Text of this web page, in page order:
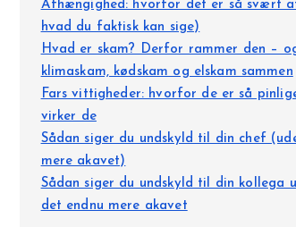
Afhængighed: hvorfor det er så svært
hvad du faktisk kan sige)
Hvad er skam? Derfor rammer den –
klimaskam, kødskam og elskam sammen
Fars vittigheder: hvorfor de er så
virker de
Sådan siger du undskyld til din chef
mere akavet)
Sådan siger du undskyld til din kollega
det endnu mere akavet